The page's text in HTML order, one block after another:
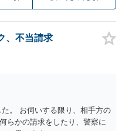
、不当請求
。 お伺いする限り、相手方の
らかの請求をしたり、警察に